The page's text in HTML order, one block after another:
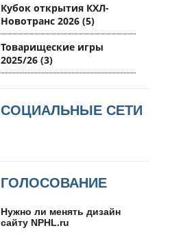
Кубок открытия КХЛ-
Новотранс 2026 (5)
Товарищеские игры
2025/26 (3)
СОЦИАЛЬНЫЕ СЕТИ
ГОЛОСОВАНИЕ
Нужно ли менять дизайн
сайту NPHL.ru